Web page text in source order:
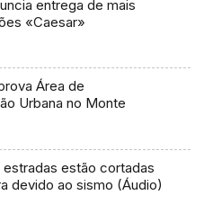
entrega de mais
«Caesar»
Área de
Urbana no Monte
estradas estão cortadas
devido ao sismo (Áudio)